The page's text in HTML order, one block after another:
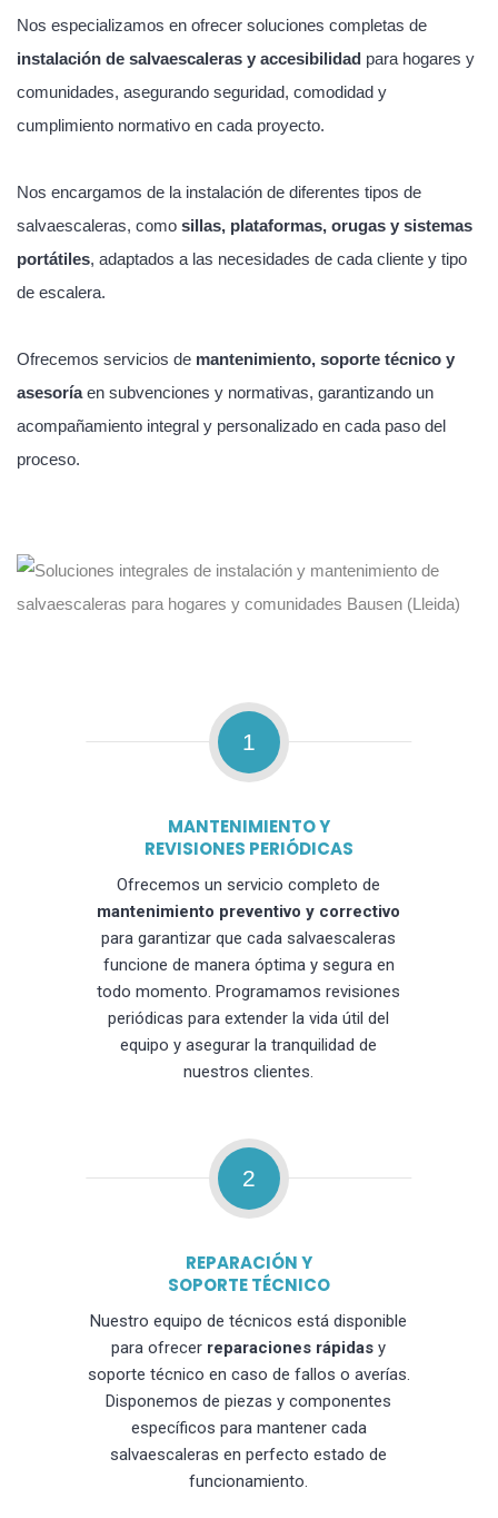
Nos especializamos en ofrecer soluciones completas de
instalación de salvaescaleras y accesibilidad para hogares y
comunidades, asegurando seguridad, comodidad y
cumplimiento normativo en cada proyecto.
Nos encargamos de la instalación de diferentes tipos de
salvaescaleras, como sillas, plataformas, orugas y sistemas
portátiles, adaptados a las necesidades de cada cliente y tipo
de escalera.
Ofrecemos servicios de mantenimiento, soporte técnico y
asesoríaen subvenciones y normativas, garantizando un
acompañamiento integral y personalizado en cada paso del
proceso.
1
MANTENIMIENTO Y
REVISIONES PERIÓDICAS
Ofrecemos un servicio completo de
mantenimiento preventivo y correctivo
para garantizar que cada salvaescaleras
funcione de manera óptima y segura en
todo momento. Programamos revisiones
periódicas para extender la vida útil del
equipo y asegurar la tranquilidad de
nuestros clientes.
2
REPARACIÓN Y
SOPORTE TÉCNICO
Nuestro equipo de técnicos está disponible
para ofrecer reparaciones rápidas y
soporte técnico en caso de fallos o averías.
Disponemos de piezas y componentes
específicos para mantener cada
salvaescaleras en perfecto estado de
funcionamiento.